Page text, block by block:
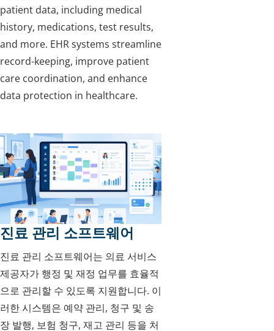
patient data, including medical
history, medications, test results,
and more. EHR systems streamline
record-keeping, improve patient
care coordination, and enhance
data protection in healthcare.
진료 관리 소프트웨어
진료 관리 소프트웨어는 의료 서비스
제공자가 행정 및 재정 업무를 효율적
으로 관리할 수 있도록 지원합니다. 이
러한 시스템은 예약 관리, 청구 및 송
장 발행, 보험 청구, 재고 관리 등을 처